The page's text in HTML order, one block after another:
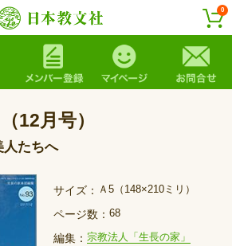
0
12月号）
人たちへ
サイズ： Ａ5（148×210ミリ）
ページ数： 68
編集： 宗教法人「生長の家」